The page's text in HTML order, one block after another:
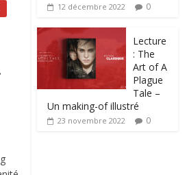
12 décembre 2022 0
Lecture
: The
Art of A
Plague
Tale –
Un making-of illustré
23 novembre 2022 0